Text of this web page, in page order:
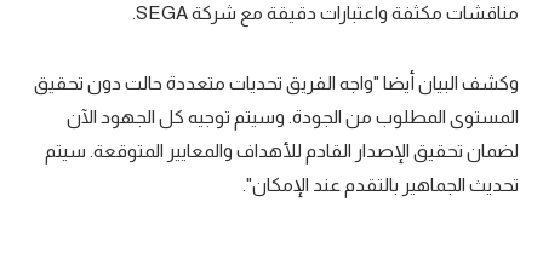
الدوري الإنجليزي
الدوري الإسباني
دوري أبطال أوروبا
مناقشات مكثفة واعتبارات دقيقة مع شركة SEGA.
وكشف البيان أيضا "واجه الفريق تحديات متعددة حالت دون تحقيق
المستوى المطلوب من الجودة. وسيتم توجيه كل الجهود الآن
لضمان تحقيق الإصدار القادم للأهداف والمعايير المتوقعة. سيتم
تحديث الجماهير بالتقدم عند الإمكان".